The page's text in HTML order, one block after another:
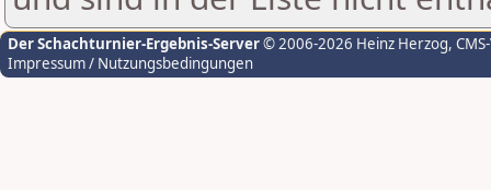
Der Schachturnier-Ergebnis-Server© 2006-2026 Heinz Herzog,
Impressum / Nutzungsbedingungen